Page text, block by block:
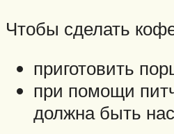
Чтобы сделать
приготовить
при помощи
должна быть